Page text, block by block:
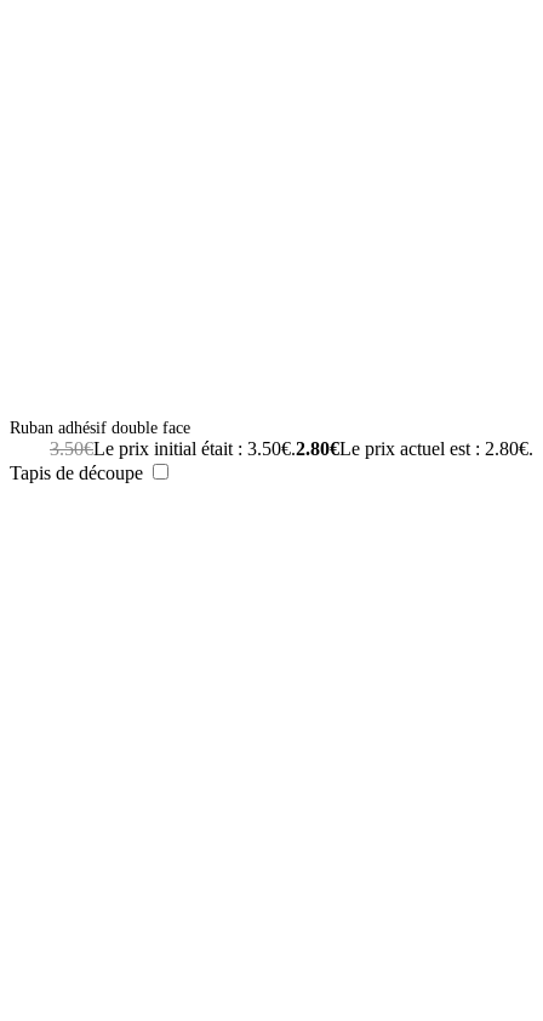
Ruban adhésif double face
3.50€Le prix initial était : 3.50€.2.80€Le prix actuel est : 2.80€.
Tapis de découpe